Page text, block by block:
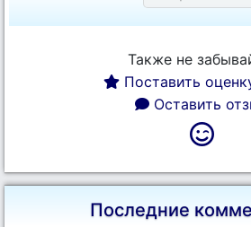
Также не
Поставить
Оставить
Последние